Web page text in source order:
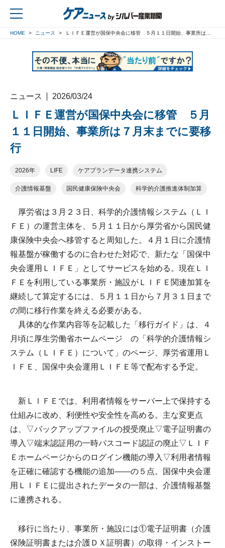
HOME ニュース ＬＩＦＥ運営が国保中央会に移管 ５月１１日開始、事業所は７月末までに要移行
ニュース 2026/03/24
ＬＩＦＥ運営が国保中央会に移管 ５月
１１日開始、事業所は７月末までに要移
行
2026年 LIFE ケアプランデータ連携システム
介護情報基盤 国民健康保険中央会 科学的介護推進体制加算
厚労省は３月２３日、科学的介護情報システム（ＬＩ
ＦＥ）の運営主体を、５月１１日から厚労省から国民健
康保険中央会へ移管すると周知した。４月１日に介護情
報基盤が稼働するのに合わせた対応で、新たな「国保中
央会運用ＬＩＦＥ」としてサービスを始める。現在ＬＩ
ＦＥを利用している事業所・施設がＬＩＦＥ関連加算を
継続して算定するには、５月１１日から７月３１日まで
の間に移行作業を終える必要がある。
具体的な作業内容等を記載した「移行ガイド」は、４
月頃に厚生労働省ホームページ の「科学的介護情報シ
ステム（ＬＩＦＥ）について」のページ、厚労省運用Ｌ
ＩＦＥ、国保中央会運用ＬＩＦＥ等で配布する予定。
新ＬＩＦＥでは、利用者情報をサーバー上で保持する
仕組みに改め、利便性や安全性を高める。主な変更点
は、▽バックアップファイルの授受廃止▽電子証明書の
導入▽端末認証用の一時パスコード認証の廃止▽ＬＩＦ
Ｅホームページからのログイン機能の導入▽利用者情報
を正確に確認する機能の追加――の５点。国保中央会運
用ＬＩＦＥに提出されたデータの一部は、介護情報基盤
に連携される。
移行に当たり、事業所・施設には①電子証明書（介護
保険証明書または介護ＤＸ証明書）の取得・インストー